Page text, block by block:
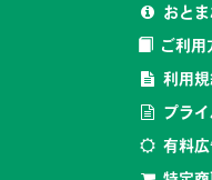
おと
ご利用
利用規
プラ
有料